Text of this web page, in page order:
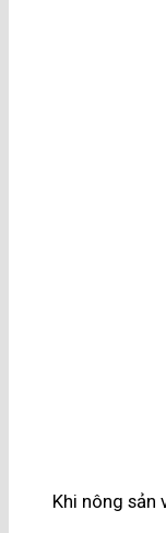
Khi nông sản